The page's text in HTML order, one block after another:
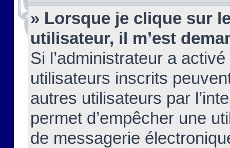
» Lorsque je clique sur
utilisateur, il m’est
Si l’administrateur a
utilisateurs inscrits
autres utilisateurs par
permet d’empêcher une
de messagerie